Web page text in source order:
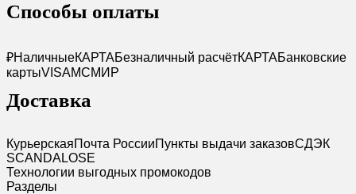
Способы оплаты
₽НаличныеКАРТАБезналичный расчётКАРТАБанковские
картыVISAMCМИР
Доставка
КурьерскаяПочта РоссииПункты выдачи заказовСДЭК
SCANDALOSE
Технологии выгодных промокодов
Разделы